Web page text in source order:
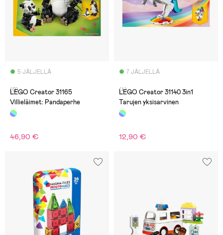
5 JÄLJELLÄ
(0)
LEGO Creator 31165
Villieläimet: Pandaperhe
46,90 €
7 JÄLJELLÄ
(4)
LEGO Creator 31140 3in1
Tarujen yksisarvinen
12,90 €